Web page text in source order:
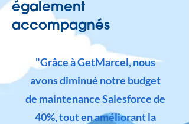
également
accompagnés
"Grâce à GetMarcel, nous
avons diminué notre budget
de maintenance Salesforce de
40%, tout en améliorant la